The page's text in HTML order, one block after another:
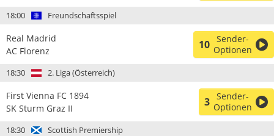
18:00 Freundschaftsspiel
Real Madrid
AC Florenz
10 Sender-
Optionen
18:30 2. Liga (Österreich)
First Vienna FC 1894
SK Sturm Graz II
3 Sender-
Optionen
18:30 Scottish Premiership